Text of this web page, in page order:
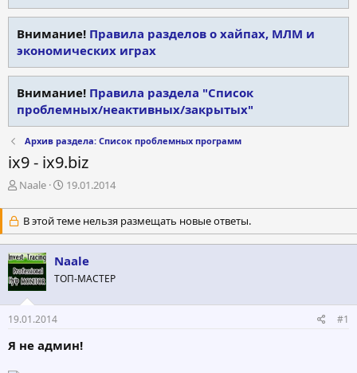
Внимание! Правила разделов о хайпах, МЛМ и
экономических играх
Внимание! Правила раздела "Список
проблемных/неактивных/закрытых"
Архив раздела: Список проблемных программ
ix9 - ix9.biz
А
т
о
р
т
е
м
ы
Naale
Д
т
а
н
а
ч
а
19.01.2014
В этой теме нельзя размещать новые ответы.
Naale
ТОП-МАСТЕР
19.01.2014 #1
Я не админ!